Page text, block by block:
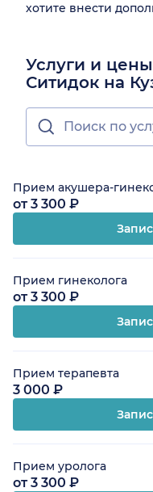
хотите внести
Услуги и
Ситидок на
Прием акушера-
от 3 300 ₽
Прием гинеколога
от 3 300 ₽
Прием терапевта
3 000 ₽
Прием уролога
от 3 300 ₽